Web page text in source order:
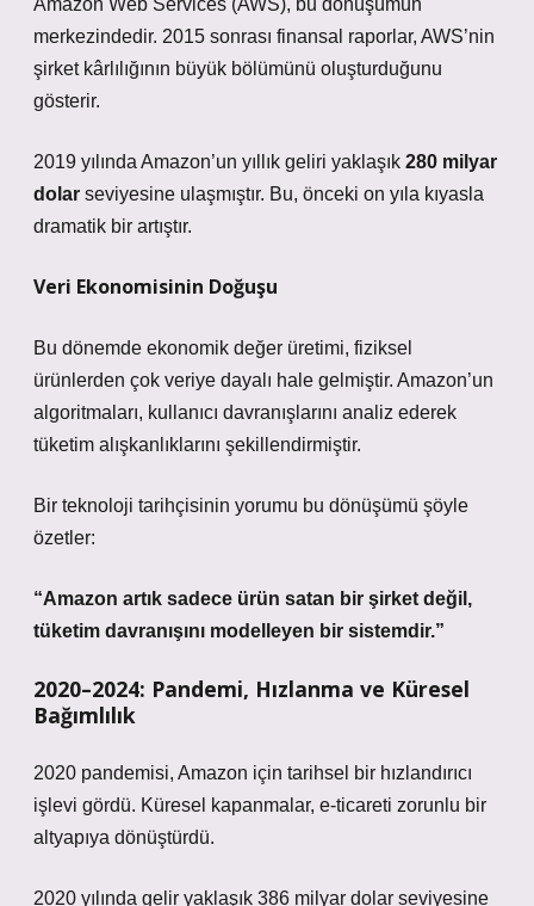
Amazon Web Services (AWS), bu dönüşümün
merkezindedir. 2015 sonrası finansal raporlar, AWS’nin
şirket kârlılığının büyük bölümünü oluşturduğunu
gösterir.
2019 yılında Amazon’un yıllık geliri yaklaşık 280 milyar
dolar seviyesine ulaşmıştır. Bu, önceki on yıla kıyasla
dramatik bir artıştır.
Veri Ekonomisinin Doğuşu
Bu dönemde ekonomik değer üretimi, fiziksel
ürünlerden çok veriye dayalı hale gelmiştir. Amazon’un
algoritmaları, kullanıcı davranışlarını analiz ederek
tüketim alışkanlıklarını şekillendirmiştir.
Bir teknoloji tarihçisinin yorumu bu dönüşümü şöyle
özetler:
“Amazon artık sadece ürün satan bir şirket değil,
tüketim davranışını modelleyen bir sistemdir.”
2020–2024: Pandemi, Hızlanma ve Küresel
Bağımlılık
2020 pandemisi, Amazon için tarihsel bir hızlandırıcı
işlevi gördü. Küresel kapanmalar, e-ticareti zorunlu bir
altyapıya dönüştürdü.
2020 yılında gelir yaklaşık 386 milyar dolar seviyesine